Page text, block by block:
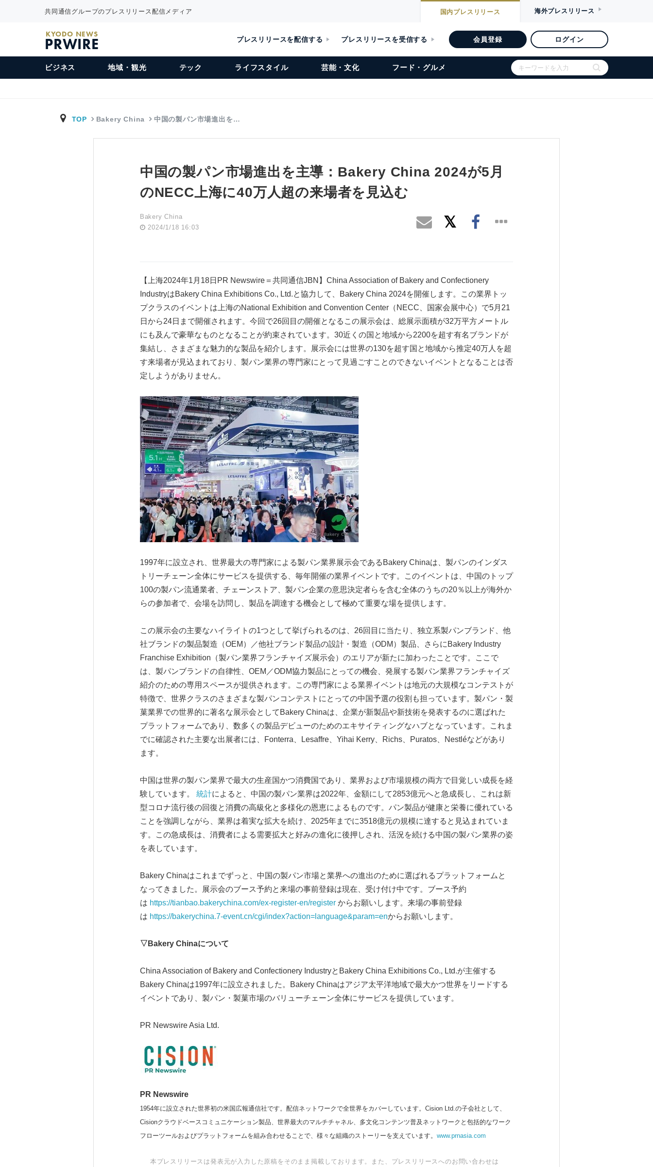
共同通信グループのプレスリリース配信メディア 国内プレスリリース 海外プレスリリース
KYODO NEWS
PRWIRE プレスリリースを配信する プレスリリースを受信する 会員登録 ログイン
ビジネス 地域・観光 テック ライフスタイル 芸能・文化 フード・グルメ
TOP Bakery China 中国の製パン市場進出を…
中国の製パン市場進出を主導：Bakery China 2024が5月
のNECC上海に40万人超の来場者を見込む
Bakery China
2024/1/18 16:03
【上海2024年1月18日PR Newswire＝共同通信JBN】China Association of Bakery and Confectionery
IndustryはBakery China Exhibitions Co., Ltd.と協力して、Bakery China 2024を開催します。この業界トッ
プクラスのイベントは上海のNational Exhibition and Convention Center（NECC、国家会展中心）で5月21
日から24日まで開催されます。今回で26回目の開催となるこの展示会は、総展示面積が32万平方メートル
にも及んで豪華なものとなることが約束されています。30近くの国と地域から2200を超す有名ブランドが
集結し、さまざまな魅力的な製品を紹介します。展示会には世界の130を超す国と地域から推定40万人を超
す来場者が見込まれており、製パン業界の専門家にとって見過ごすことのできないイベントとなることは否
定しようがありません。
1997年に設立され、世界最大の専門家による製パン業界展示会であるBakery Chinaは、製パンのインダス
トリーチェーン全体にサービスを提供する、毎年開催の業界イベントです。このイベントは、中国のトップ
100の製パン流通業者、チェーンストア、製パン企業の意思決定者らを含む全体のうちの20％以上が海外か
らの参加者で、会場を訪問し、製品を調達する機会として極めて重要な場を提供します。
この展示会の主要なハイライトの1つとして挙げられるのは、26回目に当たり、独立系製パンブランド、他
社ブランドの製品製造（OEM）／他社ブランド製品の設計・製造（ODM）製品、さらにBakery Industry
Franchise Exhibition（製パン業界フランチャイズ展示会）のエリアが新たに加わったことです。ここで
は、製パンブランドの自律性、OEM／ODM協力製品にとっての機会、発展する製パン業界フランチャイズ
紹介のための専用スペースが提供されます。この専門家による業界イベントは地元の大規模なコンテストが
特徴で、世界クラスのさまざまな製パンコンテストにとっての中国予選の役割も担っています。製パン・製
菓業界での世界的に著名な展示会としてBakery Chinaは、企業が新製品や新技術を発表するのに選ばれた
プラットフォームであり、数多くの製品デビューのためのエキサイティングなハブとなっています。これま
でに確認された主要な出展者には、Fonterra、Lesaffre、Yihai Kerry、Richs、Puratos、Nestléなどがあり
ます。
中国は世界の製パン業界で最大の生産国かつ消費国であり、業界および市場規模の両方で目覚しい成長を経
験しています。 統計によると、中国の製パン業界は2022年、金額にして2853億元へと急成長し、これは新
型コロナ流行後の回復と消費の高級化と多様化の恩恵によるものです。パン製品が健康と栄養に優れている
ことを強調しながら、業界は着実な拡大を続け、2025年までに3518億元の規模に達すると見込まれていま
す。この急成長は、消費者による需要拡大と好みの進化に後押しされ、活況を続ける中国の製パン業界の姿
を表しています。
Bakery Chinaはこれまでずっと、中国の製パン市場と業界への進出のために選ばれるプラットフォームと
なってきました。展示会のブース予約と来場の事前登録は現在、受け付け中です。ブース予約
は https://tianbao.bakerychina.com/ex-register-en/registerからお願いします。来場の事前登録
は https://bakerychina.7-event.cn/cgi/index?action=language&param=enからお願いします。
▽ Bakery Chinaについて
China Association of Bakery and Confectionery IndustryとBakery China Exhibitions Co., Ltd.が主催する
Bakery Chinaは1997年に設立されました。Bakery Chinaはアジア太平洋地域で最大かつ世界をリードする
イベントであり、製パン・製菓市場のバリューチェーン全体にサービスを提供しています。
PR Newswire Asia Ltd.
PR Newswire
1954年に設立された世界初の米国広報通信社です。配信ネットワークで全世界をカバーしています。Cision Ltd.の子会社として、
Cisionクラウドベースコミュニケーション製品、世界最大のマルチチャネル、多文化コンテンツ普及ネットワークと包括的なワーク
フローツールおよびプラットフォームを組み合わせることで、様々な組織のストーリーを支えています。 www.prnasia.com
本プレスリリースは発表元が入力した原稿をそのまま掲載しております。また、プレスリリースへのお問い合わせは